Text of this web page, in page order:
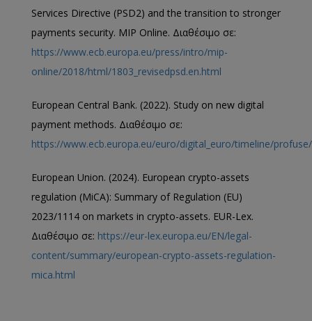
Services Directive (PSD2) and the transition to stronger
payments security. MIP Online. Διαθέσιμο σε:
https://www.ecb.europa.eu/press/intro/mip-
online/2018/html/1803_revisedpsd.en.html
European Central Bank. (2022). Study on new digital
payment methods. Διαθέσιμο σε:
https://www.ecb.europa.eu/euro/digital_euro/timeline/
European Union. (2024). European crypto-assets
regulation (MiCA): Summary of Regulation (EU)
2023/1114 on markets in crypto-assets. EUR-Lex.
Διαθέσιμο σε: https://eur-lex.europa.eu/EN/legal-
content/summary/european-crypto-assets-regulation-
mica.html